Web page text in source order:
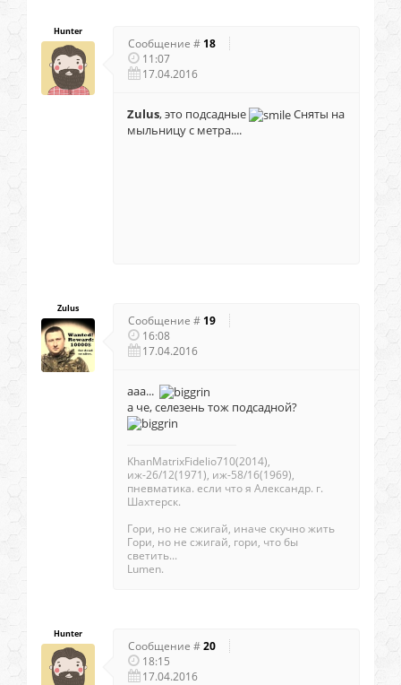
Hunter
Сообщение # 18
11:07
17.04.2016
Zulus, это подсадные
Сняты на
мыльницу с метра....
Zulus
Сообщение # 19
16:08
17.04.2016
ааа...
а че, селезень тож подсадной?
KhanMatrixFidelio710(2014),
иж-26/12(1971), иж-58/16(1969),
пневматика. если что я Александр. г.
Шахтерск.
Гори, но не сжигай, иначе скучно жить
Гори, но не сжигай, гори, что бы
светить...
Lumen.
Hunter
Сообщение #20
18:15
17.04.2016